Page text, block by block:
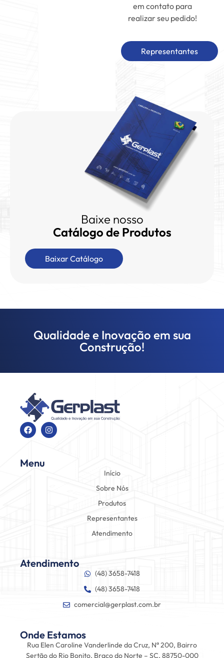
em contato para
realizar seu pedido!
Representantes
Baixe nosso
Catálogo de Produtos
Baixar Catálogo
Qualidade e Inovação em sua
Construção!
Menu
Início
Sobre Nós
Produtos
Representantes
Atendimento
Atendimento
(48) 3658-7418
(48) 3658-7418
comercial@gerplast.com.br
Onde Estamos
Rua Elen Caroline Vanderlinde da Cruz, Nª 200, Bairro
Sertão do Rio Bonito, Braço do Norte – SC, 88750-000